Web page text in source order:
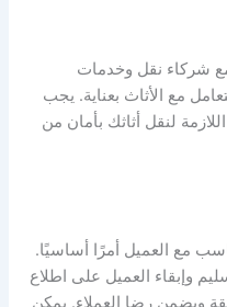
شركاء نقل وخدمات
مع الأثاث بعناية. يجب
لنقل أثاثك بأمان من
مع العميل أمرًا أساسيًا.
وإبقاء العميل على اطلاع
ويضمن رضا العملاء. يمكن